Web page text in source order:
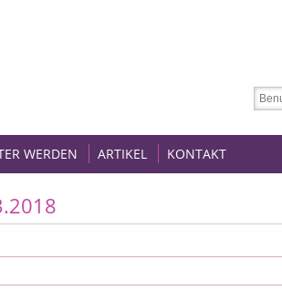
WERDEN ARTIKEL KONTAKT